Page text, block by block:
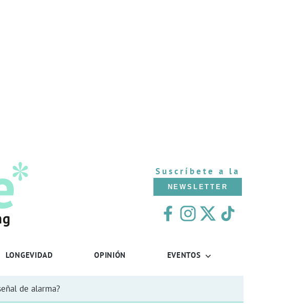
Suscríbete a la
NEWSLETTER
LONGEVIDAD OPINIÓN EVENTOS
de alarma?